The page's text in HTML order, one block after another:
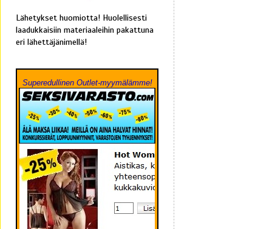
Lähetykset huomiotta! Huolellisesti
laadukkaisiin materiaaleihin pakattuna
eri lähettäjänimellä!
Superedullinen Outlet-myymälämme!